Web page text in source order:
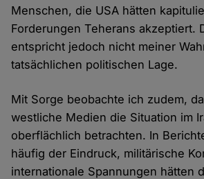
Menschen, die USA hätten
Forderungen Teherans akzeptiert.
entspricht jedoch nicht meiner
tatsächlichen politischen Lage.
Mit Sorge beobachte ich zudem,
westliche Medien die Situation im
oberflächlich betrachten. In
häufig der Eindruck, militärische
internationale Spannungen hätten